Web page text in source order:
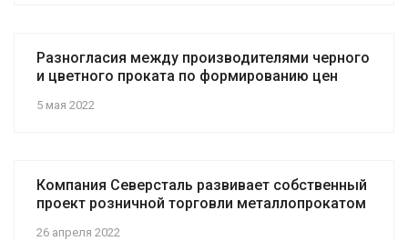
5 мая 2022
Разногласия между производителями черного
и цветного проката по формированию цен
26 апреля 2022
Компания Северсталь развивает собственный
проект розничной торговли металлопрокатом